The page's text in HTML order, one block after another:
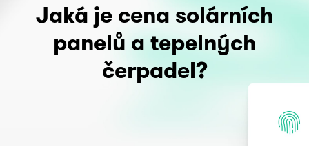
Jaká je cena solárních
panelů a tepelných
čerpadel?